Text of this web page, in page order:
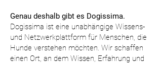
Genau deshalb gibt es Dogissima.
Dogissima ist eine unabhängige Wissens-
und Netzwerkplattform für Menschen, die
Hunde verstehen möchten. Wir schaffen
einen Ort, an dem Wissen, Erfahrung und